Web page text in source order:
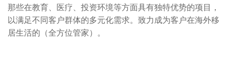
那些在教育、医疗、投资环境等方面具有独特优势的项目，
以满足不同客户群体的多元化需求。致力成为客户在海外移
居生活的（全方位管家）。